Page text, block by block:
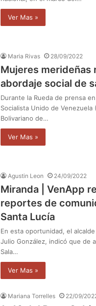
Ver Mas »
Maria Rivas 28/09/2022
Mujeres merideñas
abordaje social de
Durante la Rueda de prensa
Socialista Unido de Venezuela
Bolivariano de…
Ver Mas »
Agustin Leon 24/09/2022
Miranda | VenApp
reportes de
Santa Lucía
En esta oportunidad, el
Julio González, indicó que de
Sala…
Ver Mas »
Mariana Torrelles 22/09/